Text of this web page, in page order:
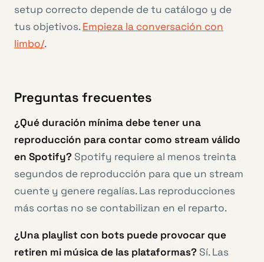
setup correcto depende de tu catálogo y de
tus objetivos.Empieza la conversación con
limbo/.
Preguntas frecuentes
¿Qué duración mínima debe tener una
reproducción para contar como stream válido
en Spotify? Spotify requiere al menos treinta
segundos de reproducción para que un stream
cuente y genere regalías. Las reproducciones
más cortas no se contabilizan en el reparto.
¿Una playlist con bots puede provocar que
retiren mi música de las plataformas? Sí. Las